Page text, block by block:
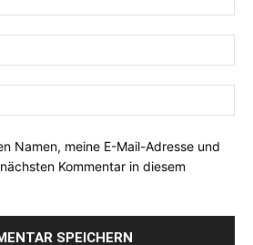
Namen, meine E-Mail-Adresse und
Kommentar in diesem